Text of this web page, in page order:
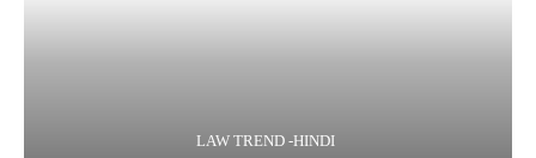
LAW TREND -HINDI